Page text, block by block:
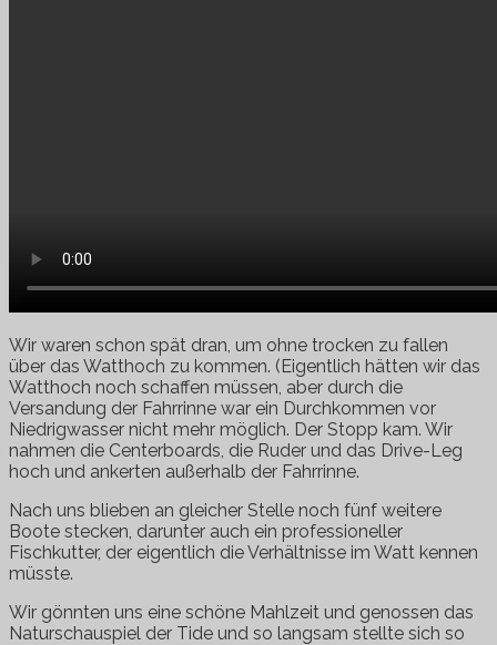
Wir waren schon spät dran, um ohne trocken zu fallen
über das Watthoch zu kommen. (Eigentlich hätten wir das
Watthoch noch schaffen müssen, aber durch die
Versandung der Fahrrinne war ein Durchkommen vor
Niedrigwasser nicht mehr möglich. Der Stopp kam. Wir
nahmen die Centerboards, die Ruder und das Drive-Leg
hoch und ankerten außerhalb der Fahrrinne.
Nach uns blieben an gleicher Stelle noch fünf weitere
Boote stecken, darunter auch ein professioneller
Fischkutter, der eigentlich die Verhältnisse im Watt kennen
müsste.
Wir gönnten uns eine schöne Mahlzeit und genossen das
Naturschauspiel der Tide und so langsam stellte sich so